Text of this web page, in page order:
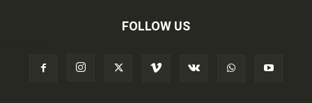
FOLLOW US